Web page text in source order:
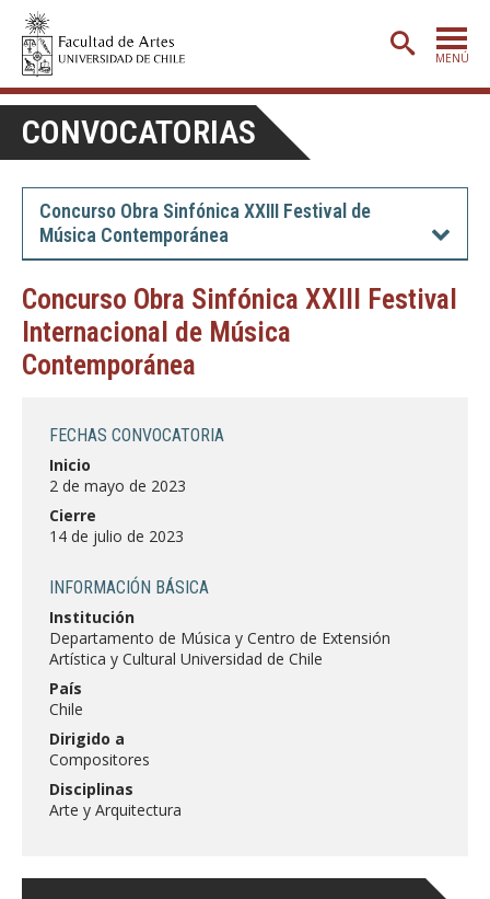
MENÚ
PORTADA
ADMISIÓN
ETAPA BÁSICA
CARRERAS
POSTGRADO
EXTENSIÓN
CREACIÓN
Estudiantes
Académicas/os
CONVOCATORIAS
Concurso Obra Sinfónica XXIII Festival de
Música Contemporánea
Concurso Obra Sinfónica XXIII Festival
Internacional de Música
Contemporánea
FECHAS CONVOCATORIA
Inicio
2 de mayo de 2023
Cierre
14 de julio de 2023
INFORMACIÓN BÁSICA
Institución
Departamento de Música y Centro de Extensión
Artística y Cultural Universidad de Chile
País
Chile
Dirigido a
Compositores
Disciplinas
Arte y Arquitectura